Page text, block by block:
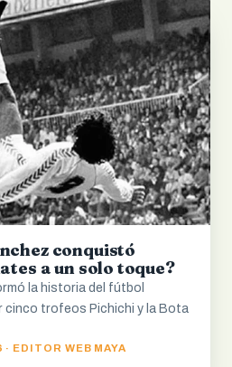
conquistó
a un solo toque?
la historia del fútbol
cinco trofeos Pichichi y la Bota
EDITOR WEB MAYA